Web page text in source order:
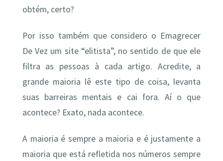
obtém, certo?
Por isso também que considero o Emagrecer
De Vez um site “elitista”, no sentido de que ele
filtra as pessoas à cada artigo. Acredite, a
grande maioria lê este tipo de coisa, levanta
suas barreiras mentais e cai fora. Aí o que
acontece? Exato, nada acontece.
A maioria é sempre a maioria e é justamente a
maioria que está refletida nos números sempre